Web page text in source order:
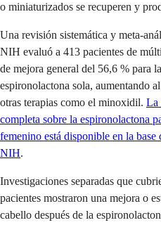
o miniaturizados se recuperen y
Una revisión sistemática y meta-
NIH evaluó a 413 pacientes de
de mejora general del 56,6 % para
espironolactona sola, aumentando
otras terapias como el minoxidil. La
completa sobre la espironolactona
femenino está disponible en la
NIH.
Investigaciones separadas que
pacientes mostraron una mejora o
cabello después de la